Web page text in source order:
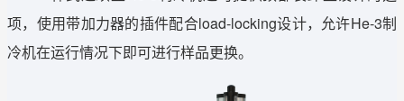
项，使用带加力器的插件配合load-locking设计，允许He-3制
冷机在运行情况下即可进行样品更换。